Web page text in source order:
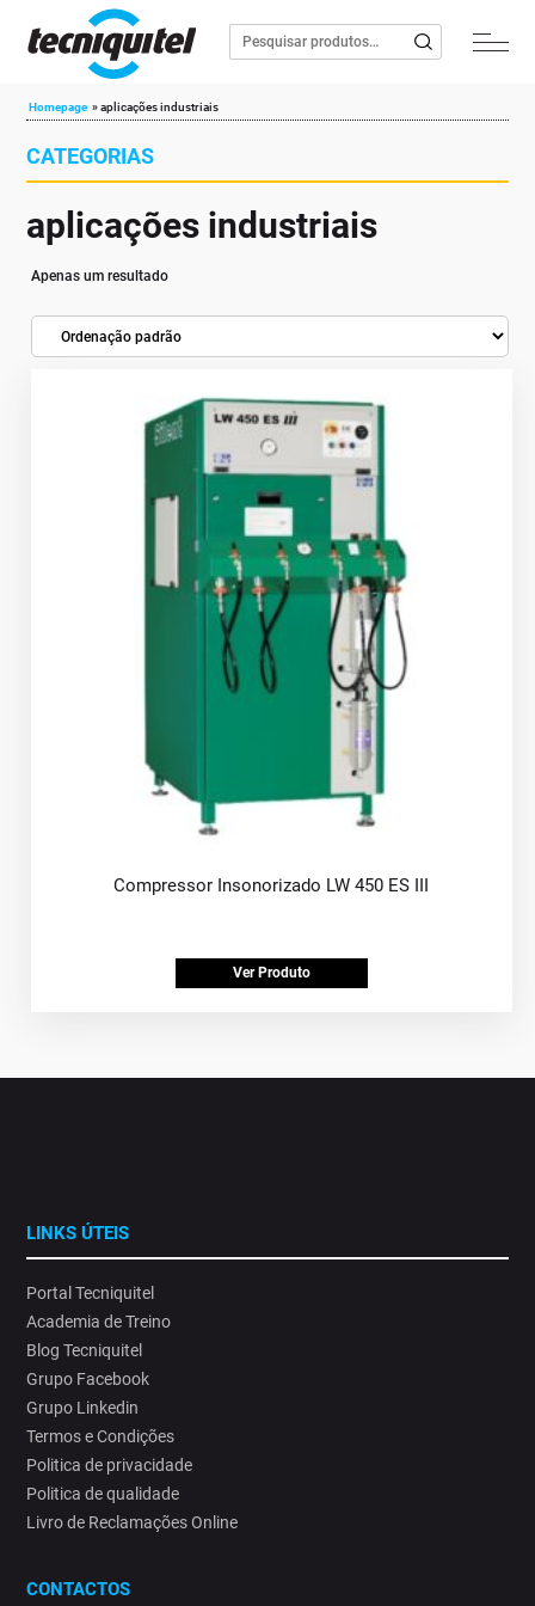
Homepage »aplicações industriais
CATEGORIAS
aplicações industriais
Apenas um resultado
Compressor Insonorizado LW 450 ES III
Ver Produto
LINKS ÚTEIS
Portal Tecniquitel
Academia de Treino
Blog Tecniquitel
Grupo Facebook
Grupo Linkedin
Termos e Condições
Politica de privacidade
Politica de qualidade
Livro de Reclamações Online
CONTACTOS